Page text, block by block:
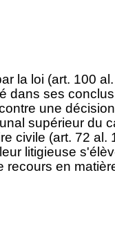
la loi (art. 100
dans ses
une
supérieur du
civile (art. 72 al.
litigieuse
recours en